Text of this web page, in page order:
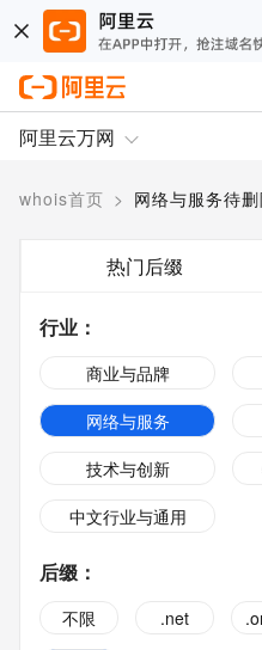
阿里云万网
whois首页 > 网络与服务待
热门后缀
行业 ：
商业与品牌
网络与服务
技术与创新
中文行业与通用
后缀 ：
不限 .net